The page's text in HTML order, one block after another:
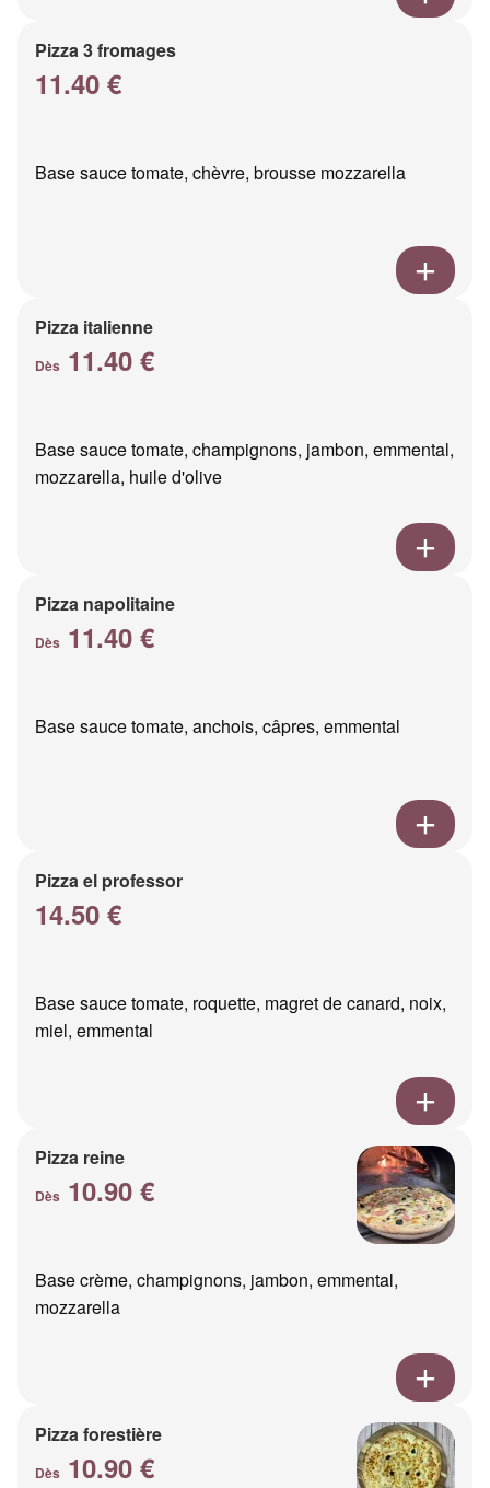
Pizza 3 fromages
11.40 €
Base sauce tomate, chèvre, brousse mozzarella
Pizza italienne
Dès 11.40 €
Base sauce tomate, champignons, jambon, emmental,
mozzarella, huile d'olive
Pizza napolitaine
Dès 11.40 €
Base sauce tomate, anchois, câpres, emmental
Pizza el professor
14.50 €
Base sauce tomate, roquette, magret de canard, noix,
miel, emmental
Pizza reine
Dès 10.90 €
Base crème, champignons, jambon, emmental,
mozzarella
Pizza forestière
Dès 10.90 €